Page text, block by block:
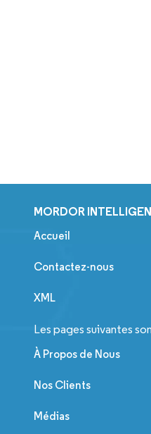
MORDOR
Accueil
Contactez-nous
XML
Les pages suivantes
À Propos de Nous
Nos Clients
Médias